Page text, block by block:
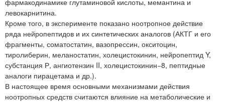
левокарнитина.
Кроме того, в эксперименте показано ноотропное действие
ряда нейропептидов и их синтетических аналогов (АКТГ и его
фрагменты, соматостатин, вазопрессин, окситоцин,
тиролиберин, меланостатин, холецистокинин, нейропептид Y,
субстанция Р, ангиотензин II, холецистокинин−8, пептидные
аналоги пирацетама и др.).
В настоящее время основными механизмами действия
ноотропных средств считаются влияние на метаболические и